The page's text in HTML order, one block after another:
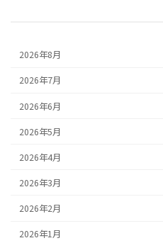
2026年8月
2026年7月
2026年6月
2026年5月
2026年4月
2026年3月
2026年2月
2026年1月